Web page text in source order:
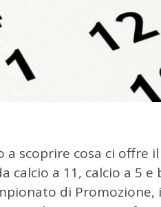
a scoprire cosa ci offre
calcio a 11, calcio a 5 e
di Promozione,